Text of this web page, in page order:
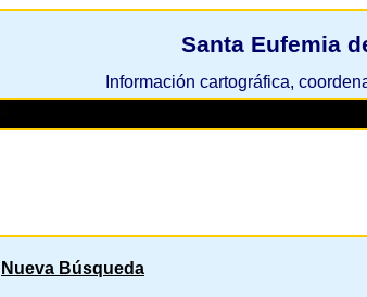
Santa Eufemia
Información cartográfica,
Nueva Búsqueda